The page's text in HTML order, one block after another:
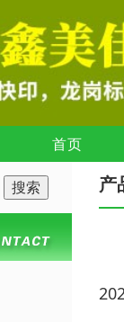
首页
产